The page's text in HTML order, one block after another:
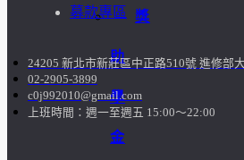
獎
助
學
金
募款專區
24205 新北市新莊區中正路510號 進修部
02-2905-3899
c0j992010@gmail.com
上班時間：週一至週五 15:00～22:00